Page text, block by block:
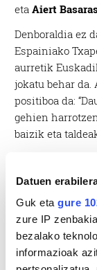
Datuen
Guk eta gure
zure IP
bezalako
informazioak
etaAiert
Denboraldia ez
Espainiako
aurretik
jokatu behar da.
positiboa da:
gehien
baizik eta